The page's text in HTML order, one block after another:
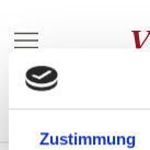
Zustimmung
Zum Hauptinhalt